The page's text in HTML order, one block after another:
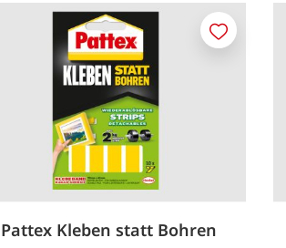
Pattex Kleben statt Bohren
Merken